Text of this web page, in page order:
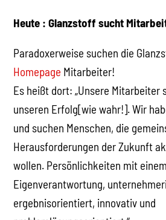
Heute : Glanzstoff sucht
Paradoxerweise suchen die
Homepage Mitarbeiter!
Es heißt dort: „Unsere Mitarbeiter
unseren Erfolg[wie wahr!]. Wir
und suchen Menschen, die
Herausforderungen der Zukunft
wollen. Persönlichkeiten mit
Eigenverantwortung,
ergebnisorientiert, innovativ und